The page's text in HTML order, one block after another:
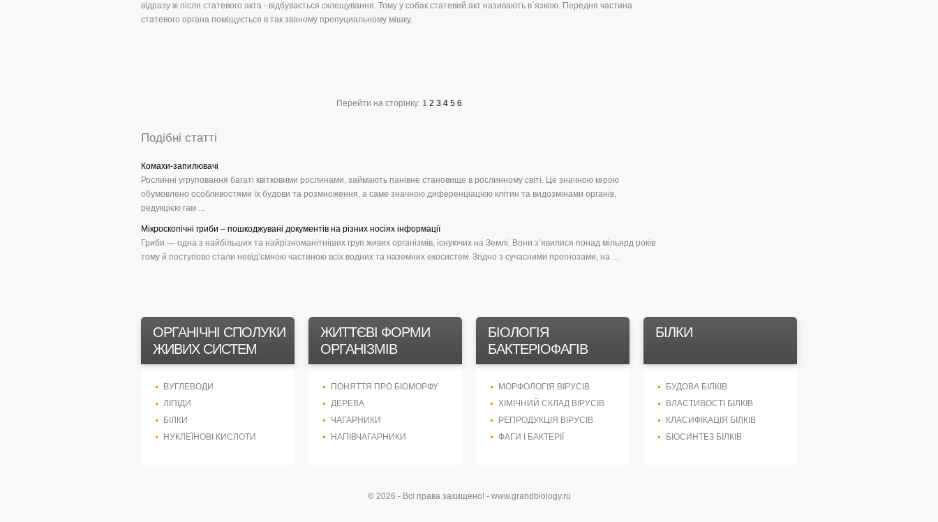
відразу ж після статевого акта - відбувається склещування. Тому у собак статевий акт називають в`язкою. Передня частина
статевого органа поміщується в так званому препуциальному мішку.
Перейти на сторінку: 1 2 3 4 5 6
Подібні статті
Комахи-запилювачі
Рослинні угруповання багаті квітковими рослинами, займають панівне становище в рослинному світі. Це значною мірою
обумовлено особливостями їх будови та розмноження, а саме значною диференціацією клітин та видозмінами органів,
редукцією гам ...
Мікроскопічні гриби – пошкоджувані документів на різних носіях інформації
Гриби — одна з найбільших та найрізноманітніших груп живих організмів, існуючих на Землі. Вони з’явилися понад мільярд років
тому й поступово стали невід’ємною частиною всіх водних та наземних екосистем. Згідно з сучасними прогнозами, на ...
ОРГАНІЧНІ СПОЛУКИ
ЖИВИХ СИСТЕМ
ВУГЛЕВОДИ
ЛІПІДИ
БІЛКИ
НУКЛЕЇНОВІ КИСЛОТИ
ЖИТТЄВІ ФОРМИ
ОРГАНІЗМІВ
ПОНЯТТЯ ПРО БІОМОРФУ
ДЕРЕВА
ЧАГАРНИКИ
НАПІВЧАГАРНИКИ
БІОЛОГІЯ
БАКТЕРІОФАГІВ
МОРФОЛОГІЯ ВІРУСІВ
ХІМІЧНИЙ СКЛАД ВІРУСІВ
РЕПРОДУКЦІЯ ВІРУСІВ
ФАГИ І БАКТЕРІЇ
БІЛКИ
БУДОВА БІЛКІВ
ВЛАСТИВОСТІ БІЛКІВ
КЛАСИФІКАЦІЯ БІЛКІВ
БІОСИНТЕЗ БІЛКІВ
© 2026 - Всі права захищено! - www.grandbiology.ru